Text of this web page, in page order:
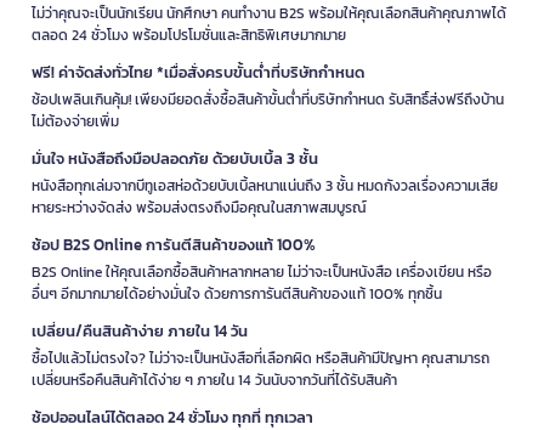
ไม่ว่าคุณจะเป็นนักเรียน นักศึกษา คนทำงาน B2S พร้อมให้คุณเลือกสินค้าคุณภาพได้
ตลอด 24 ชั่วโมง พร้อมโปรโมชั่นและสิทธิพิเศษมากมาย
ฟรี! ค่าจัดส่งทั่วไทย *เมื่อสั่งครบขั้นต่ำที่บริษัทกำหนด
ช้อปเพลินเกินคุ้ม! เพียงมียอดสั่งซื้อสินค้าขั้นต่ำที่บริษัทกำหนด รับสิทธิ์ส่งฟรีถึงบ้าน
ไม่ต้องจ่ายเพิ่ม
มั่นใจ หนังสือถึงมือปลอดภัย ด้วยบับเบิ้ล 3 ชั้น
หนังสือทุกเล่มจากบีทูเอสห่อด้วยบับเบิ้ลหนาแน่นถึง 3 ชั้น หมดกังวลเรื่องความเสีย
หายระหว่างจัดส่ง พร้อมส่งตรงถึงมือคุณในสภาพสมบูรณ์
ช้อป B2S Online การันตีสินค้าของแท้ 100%
B2S Online ให้คุณเลือกซื้อสินค้าหลากหลาย ไม่ว่าจะเป็นหนังสือ เครื่องเขียน หรือ
อื่นๆ อีกมากมายได้อย่างมั่นใจ ด้วยการการันตีสินค้าของแท้ 100% ทุกชิ้น
เปลี่ยน/คืนสินค้าง่าย ภายใน 14 วัน
ซื้อไปแล้วไม่ตรงใจ? ไม่ว่าจะเป็นหนังสือที่เลือกผิด หรือสินค้ามีปัญหา คุณสามารถ
เปลี่ยนหรือคืนสินค้าได้ง่าย ๆ ภายใน 14 วันนับจากวันที่ได้รับสินค้า
ช้อปออนไลน์ได้ตลอด 24 ชั่วโมง ทุกที่ ทุกเวลา